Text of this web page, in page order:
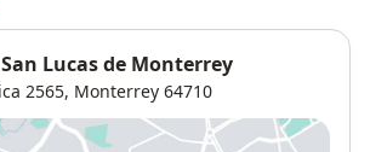
Lucas de Monterrey
2565, Monterrey 64710